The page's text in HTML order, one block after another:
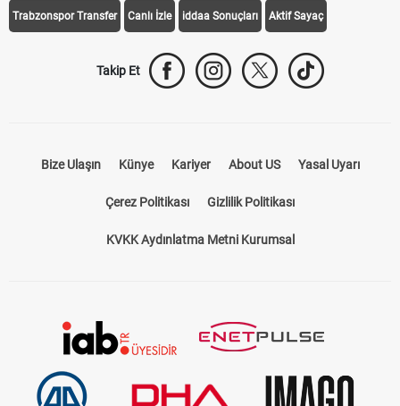
Trabzonspor Transfer Canlı İzle iddaa Sonuçları Aktif Sayaç
Takip Et
Bize Ulaşın Künye Kariyer About US Yasal Uyarı
Çerez Politikası Gizlilik Politikası
KVKK Aydınlatma Metni Kurumsal